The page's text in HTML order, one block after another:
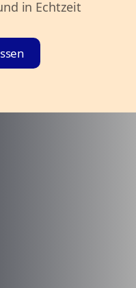
in Echtzeit